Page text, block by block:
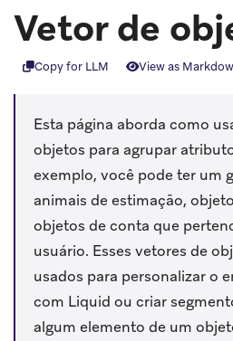
Vetor de
Copy for LLM View as
Esta página aborda como
objetos para agrupar
exemplo, você pode ter um
animais de estimação,
objetos de conta que
usuário. Esses vetores de
usados para personalizar o
com Liquid ou criar
algum elemento de um